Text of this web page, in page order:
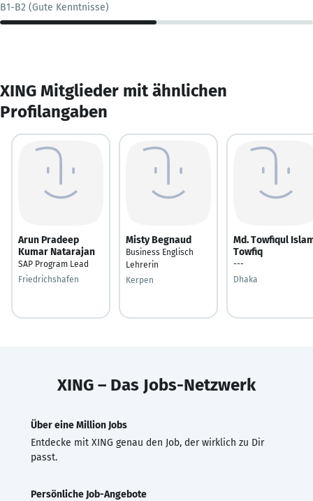
B1-B2 (Gute Kenntnisse)
XING Mitglieder mit ähnlichen
Profilangaben
Arun Pradeep
Kumar Natarajan
SAP Program Lead
Friedrichshafen
Misty Begnaud
Business Englisch
Lehrerin
Kerpen
Md. Towfiqul
Towfiq
---
Dhaka
XING – Das Jobs-Netzwerk
Über eine Million Jobs
Entdecke mit XING genau den Job, der wirklich zu Dir
passt.
Persönliche Job-Angebote